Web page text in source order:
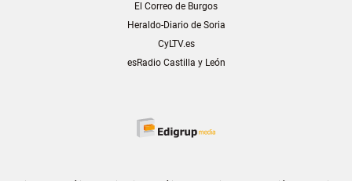
El Correo de Burgos
Heraldo-Diario de Soria
CyLTV.es
esRadio Castilla y León